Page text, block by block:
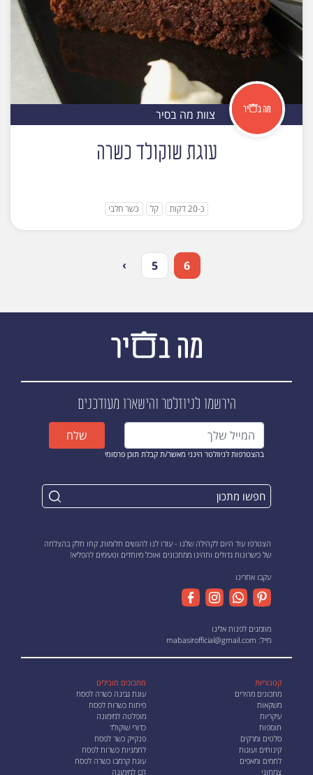
צוות מה בסיר
עוגת שוקולד כשרה
כ-20 דקות קל כשר חלבי
› 5 6
הירשמו לניוזלטרוהישארו מעודכנים
בהצטרפות לניוזלטר הינני מאשר/ת קבלת תוכן פרסומי
שלח
הצטרפו עוד היום לקהילה שלנו - עזרו לנו להגשים חלומות, קחו חלק בהצלחה
של כישרונות גדולים ותהינו ממתכונים ואוכל מיוחדים וטעימים להפליא!
עקבו אחרינו
מוזמנים לפנות אלינו
מייל: mabasirofficial@gmail.com
קטגוריות
מתכונים מהירים
משקאות
עיקריות
תוספות
סלטים ומרקים
קינוחים ועוגות
לחמים ומאפים
צמחוני
מתכונים מובילים
עוגת גבינה כשרה לפסח
פיתות כשרות לפסח
מופלטה למימונה
כדורי שוקולד
פנקייק כשר לפסח
לחמניות כשרות לפסח
עוגת קרמבו כשרה לפסח
ז'בן למימונה